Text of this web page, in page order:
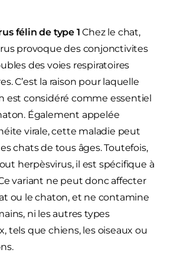
félin de type 1 Chez le chat,
provoque des conjonctivites
des voies respiratoires
C’est la raison pour laquelle
est considéré comme essentiel
Également appelée
virale, cette maladie peut
chats de tous âges. Toutefois,
herpèsvirus, il est spécifique à
Ce variant ne peut donc affecter
ou le chaton, et ne contamine
ni les autres types
tels que chiens, les oiseaux ou